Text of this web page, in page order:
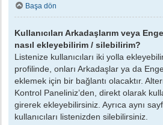
Başa dön
Kullanıcıları Arkadaşlarım veya
nasıl ekleyebilirim / silebilirim?
Listenize kullanıcıları iki yolla
profilinde, onları Arkadaşlar ya da
eklemek için bir bağlantı olacaktır.
Kontrol Paneliniz’den, direkt olarak
girerek ekleyebilirsiniz. Ayrıca aynı
kullanıcıları listenizden silebilirsiniz.